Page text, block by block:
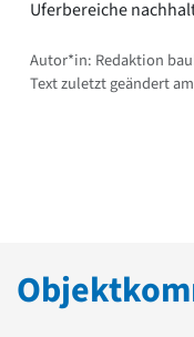
Uferbereiche
Autor*in: Redaktion
Text zuletzt geändert